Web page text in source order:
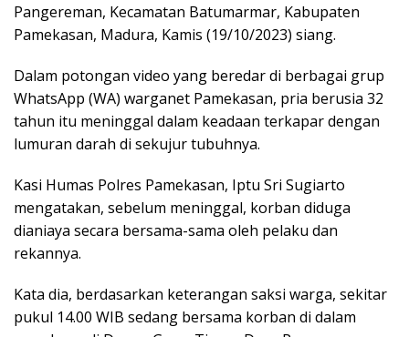
Pangereman, Kecamatan Batumarmar, Kabupaten
Pamekasan, Madura, Kamis (19/10/2023) siang.
Dalam potongan video yang beredar di berbagai grup
WhatsApp (WA) warganet Pamekasan, pria berusia 32
tahun itu meninggal dalam keadaan terkapar dengan
lumuran darah di sekujur tubuhnya.
Kasi Humas Polres Pamekasan, Iptu Sri Sugiarto
mengatakan, sebelum meninggal, korban diduga
dianiaya secara bersama-sama oleh pelaku dan
rekannya.
Kata dia, berdasarkan keterangan saksi warga, sekitar
pukul 14.00 WIB sedang bersama korban di dalam